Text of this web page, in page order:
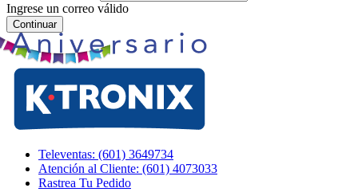
Ingrese un correo válido
Continuar
Televentas: (601) 3649734
Atención al Cliente: (601) 4073033
Rastrea Tu Pedido